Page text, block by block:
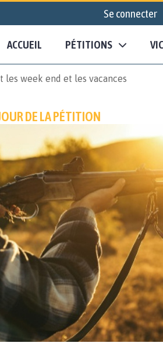
Se connecter
ACCUEIL PÉTITIONS
les week end et les vacances
DE LA PÉTITION